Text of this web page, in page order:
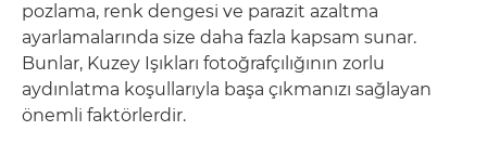
pozlama, renk dengesi ve parazit azaltma
ayarlamalarında size daha fazla kapsam sunar.
Bunlar, Kuzey Işıkları fotoğrafçılığının zorlu
aydınlatma koşullarıyla başa çıkmanızı sağlayan
önemli faktörlerdir.